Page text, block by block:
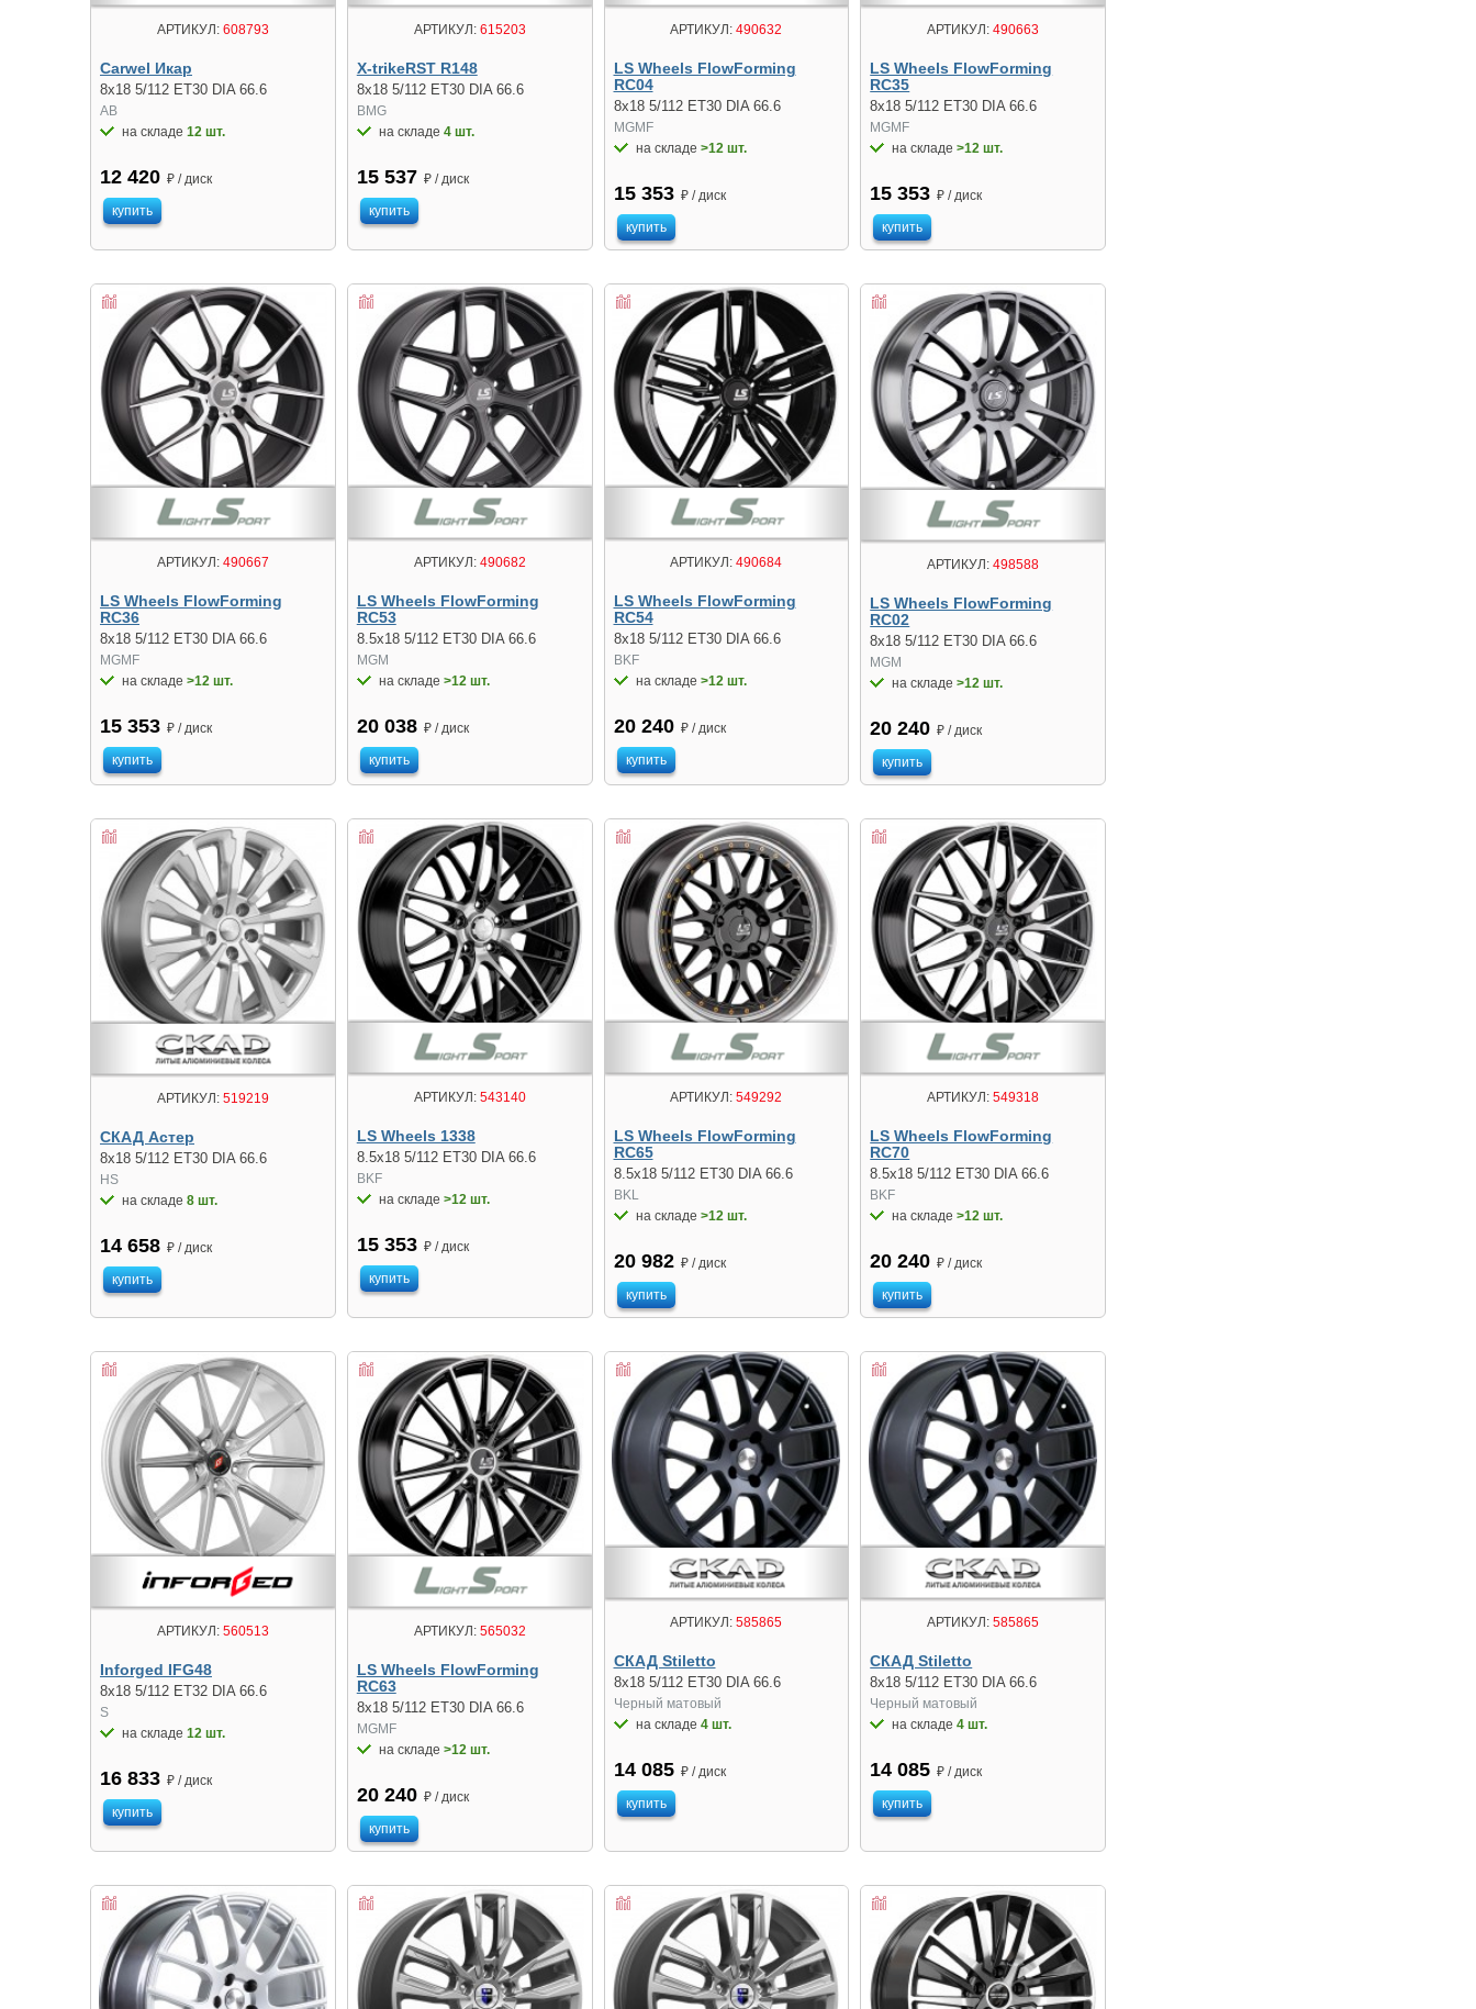
АРТИКУЛ:608793
Carwel Икар
8x18 5/112 ET30 DIA 66.6
AB
на складе 12 шт.
12 420 ₽ / диск
купить
АРТИКУЛ:615203
X-trikeRST R148
8x18 5/112 ET30 DIA 66.6
BMG
на складе 4 шт.
15 537 ₽ / диск
купить
АРТИКУЛ: 490632
LS Wheels FlowForming
RC04
8x18 5/112 ET30 DIA 66.6
MGMF
на складе >12 шт.
15 353 ₽ / диск
купить
АРТИКУЛ: 490663
LS Wheels FlowForming
RC35
8x18 5/112 ET30 DIA 66.6
MGMF
на складе>12 шт.
15 353 ₽ / диск
купить
АРТИКУЛ:490667
LS Wheels FlowForming
RC36
8x18 5/112 ET30 DIA 66.6
MGMF
на складе >12 шт.
15 353 ₽ / диск
купить
АРТИКУЛ:490682
LS Wheels FlowForming
RC53
8.5x18 5/112 ET30 DIA 66.6
MGM
на складе >12 шт.
20 038 ₽ / диск
купить
АРТИКУЛ: 490684
LS Wheels FlowForming
RC54
8x18 5/112 ET30 DIA 66.6
BKF
на складе >12 шт.
20 240 ₽ / диск
купить
АРТИКУЛ: 498588
LS Wheels FlowForming
RC02
8x18 5/112 ET30 DIA 66.6
MGM
на складе>12 шт.
20 240 ₽ / диск
купить
АРТИКУЛ:519219
СКАД Астер
8x18 5/112 ET30 DIA 66.6
HS
на складе 8 шт.
14 658 ₽ / диск
купить
АРТИКУЛ:543140
LS Wheels 1338
8.5x18 5/112 ET30 DIA 66.6
BKF
на складе >12 шт.
15 353 ₽ / диск
купить
АРТИКУЛ: 549292
LS Wheels FlowForming
RC65
8.5x18 5/112 ET30 DIA 66.6
BKL
на складе >12 шт.
20 982 ₽ / диск
купить
АРТИКУЛ: 549318
LS Wheels FlowForming
RC70
8.5x18 5/112 ET30 DIA 66.6
BKF
на складе>12 шт.
20 240 ₽ / диск
купить
АРТИКУЛ:560513
Inforged IFG48
8x18 5/112 ET32 DIA 66.6
S
на складе 12 шт.
16 833 ₽ / диск
купить
АРТИКУЛ:565032
LS Wheels FlowForming
RC63
8x18 5/112 ET30 DIA 66.6
MGMF
на складе >12 шт.
20 240 ₽ / диск
купить
АРТИКУЛ: 585865
СКАД Stiletto
8x18 5/112 ET30 DIA 66.6
Черный матовый
на складе 4 шт.
14 085 ₽ / диск
купить
АРТИКУЛ: 585865
СКАД Stiletto
8x18 5/112 ET30 DIA 66.6
Черный матовый
на складе4 шт.
14 085 ₽ / диск
купить